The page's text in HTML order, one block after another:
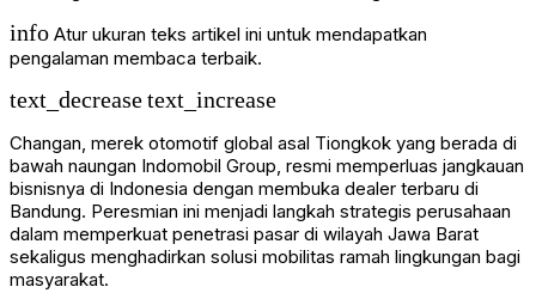
info Atur ukuran teks artikel ini untuk mendapatkan
pengalaman membaca terbaik.
text_decreasetext_increase
Changan, merek otomotif global asal Tiongkok yang berada di
bawah naungan Indomobil Group, resmi memperluas jangkauan
bisnisnya di Indonesia dengan membuka dealer terbaru di
Bandung. Peresmian ini menjadi langkah strategis perusahaan
dalam memperkuat penetrasi pasar di wilayah Jawa Barat
sekaligus menghadirkan solusi mobilitas ramah lingkungan bagi
masyarakat.